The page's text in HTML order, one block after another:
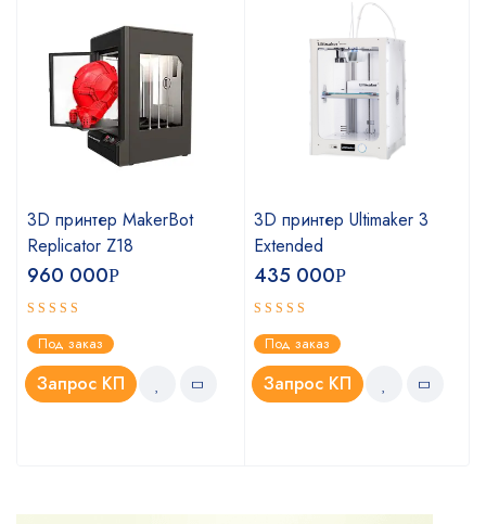
3D принтер MakerBot
Replicator Z18
960 000Р
Оценка
4.75из 5
Под заказ
Запрос КП
3D принтер Ultimaker 3
Extended
435 000Р
Оценка
5.00из 5
Под заказ
Запрос КП